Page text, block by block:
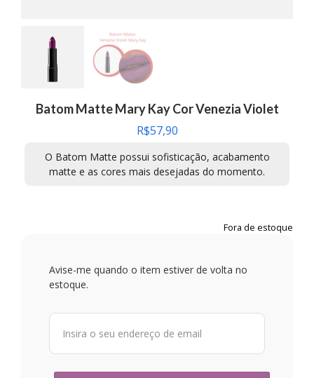
Batom Matte Mary Kay Cor Venezia Violet
R$57,90
O Batom Matte possui sofisticação, acabamento
matte e as cores mais desejadas do momento.
Fora de estoque
Avise-me quando o item estiver de volta no
estoque.